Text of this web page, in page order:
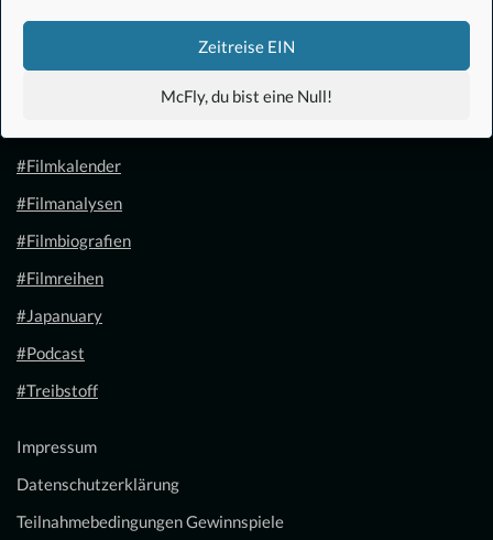
Zeitreise EIN
McFly, du bist eine Null!
#Filmkalender
#Filmanalysen
#Filmbiografien
#Filmreihen
#Japanuary
#Podcast
#Treibstoff
Impressum
Datenschutzerklärung
Teilnahmebedingungen Gewinnspiele